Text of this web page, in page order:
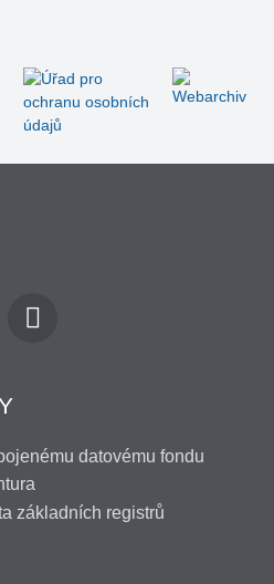
datovému fondu
základních registrů